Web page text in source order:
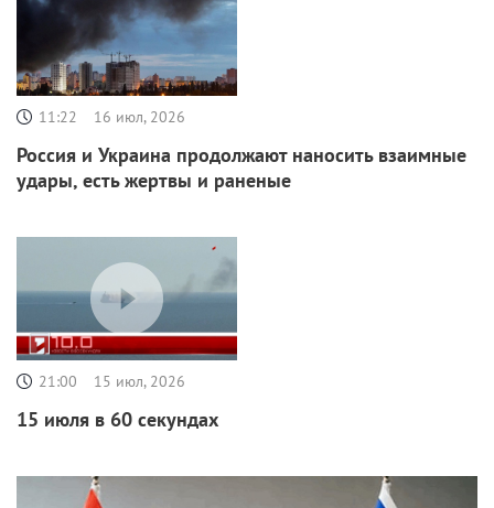
11:22 16 июл, 2026
Россия и Украина продолжают наносить взаимные
удары, есть жертвы и раненые
21:00 15 июл, 2026
15 июля в 60 секундах